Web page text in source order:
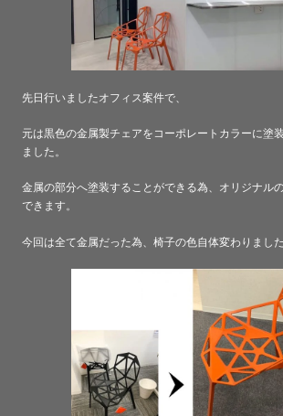
先日行いましたオフィス案件で、
元は黒色の金属製チェアをコーポレートカラーに塗
ました。
金属の部分へ塗装することができる為、オリジナル
できます。
今回は全て金属だった為、椅子の色自体変わりました